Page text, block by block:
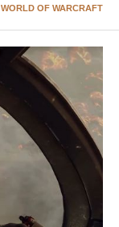
WORLD OF WARCRAFT